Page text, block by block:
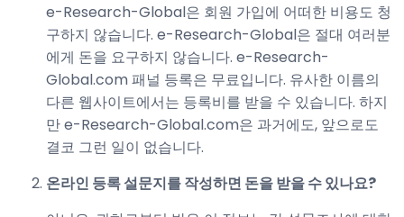
e-Research-Global은 회원 가입에 어떠한 비용도 청
구하지 않습니다. e-Research-Global은 절대 여러분
에게 돈을 요구하지 않습니다. e-Research-
Global.com 패널 등록은 무료입니다. 유사한 이름의
다른 웹사이트에서는 등록비를 받을 수 있습니다. 하지
만 e-Research-Global.com은 과거에도, 앞으로도
결코 그런 일이 없습니다.
온라인 등록 설문지를 작성하면 돈을 받을 수 있나요?